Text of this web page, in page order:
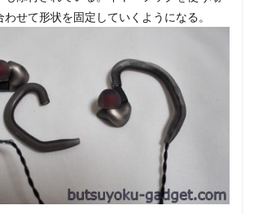
せて形状を固定していくようになる。